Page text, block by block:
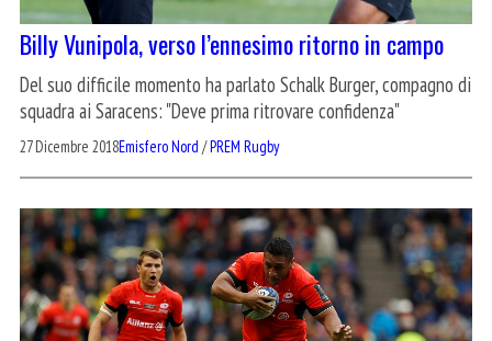
Billy Vunipola, verso l’ennesimo ritorno in campo
Del suo difficile momento ha parlato Schalk Burger, compagno di
squadra ai Saracens: "Deve prima ritrovare confidenza"
27 Dicembre 2018Emisfero Nord /PREM Rugby